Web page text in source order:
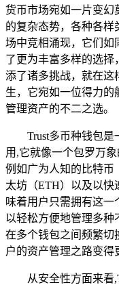
货币市场宛如一片变幻
的复杂态势，各种各
场中竞相涌现，它们如
了更为丰富多样的选择
添了诸多挑战，就在这
生，它宛如一位得力
管理资产的不二之选。
Trust多币种钱包
用,它就像一个包罗万
例如广为人知的比特币
太坊（ETH）以及以快
味着用户只需拥有这
以轻松方便地管理多
在多个钱包之间频繁切
户的资产管理之路变得
从安全性方面来看